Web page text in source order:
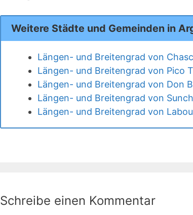
Weitere Städte und Gemeinden in
Längen- und Breitengrad von
Längen- und Breitengrad von Pico
Längen- und Breitengrad von Don
Längen- und Breitengrad von
Längen- und Breitengrad von
Schreibe einen Kommentar